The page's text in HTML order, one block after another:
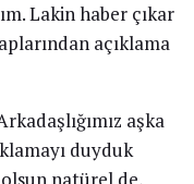
Lakin haber çıkar
açıklama
aşka
duyduk